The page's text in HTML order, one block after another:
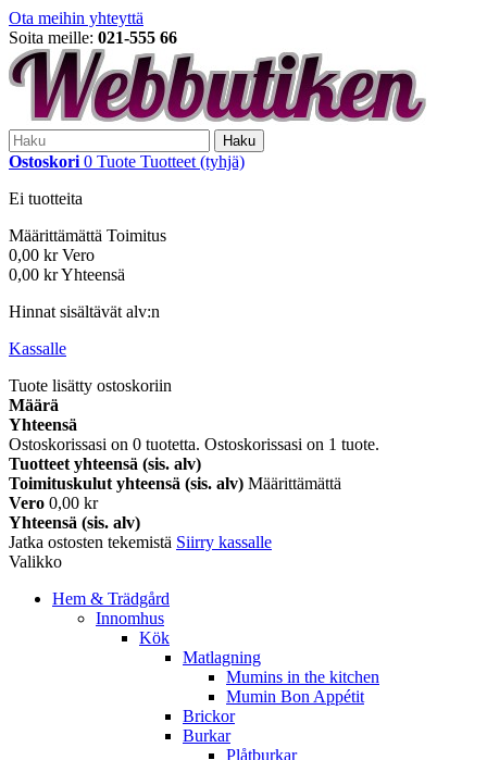
Ota meihin yhteyttä
Soita meille: 021-555 66
Haku
Ostoskori 0 Tuote Tuotteet (tyhjä)
Ei tuotteita
Määrittämättä Toimitus
0,00 kr Vero
0,00 krYhteensä
Hinnat sisältävät alv:n
Kassalle
Tuote lisätty ostoskoriin
Määrä
Yhteensä
Ostoskorissasi on 0 tuotetta. Ostoskorissasi on 1 tuote.
Tuotteet yhteensä (sis. alv)
Toimituskulut yhteensä (sis. alv) Määrittämättä
Vero 0,00 kr
Yhteensä (sis. alv)
Jatka ostosten tekemistä Siirry kassalle
Valikko
Hem & Trädgård
Innomhus
Kök
Matlagning
Mumins in the kitchen
Mumin Bon Appétit
Brickor
Burkar
Plåtburkar